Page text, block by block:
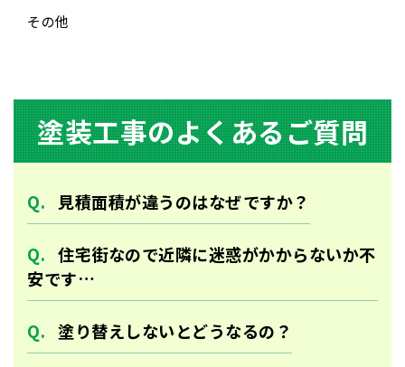
その他
塗装⼯事のよくあるご質問
⾒積⾯積が違うのはなぜですか？
住宅街なので近隣に迷惑がかからないか不
安です…
塗り替えしないとどうなるの？